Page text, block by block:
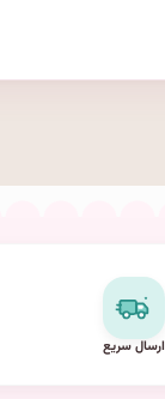
ارسال سریع